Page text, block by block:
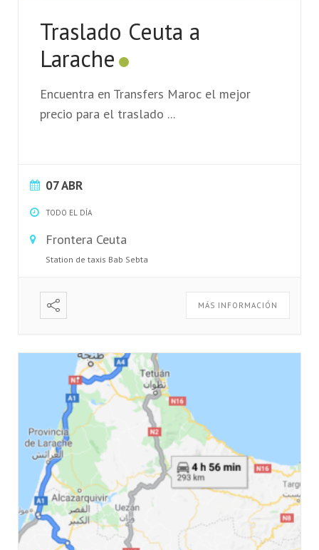
Traslado Ceuta a
Larache
Encuentra en Transfers Maroc el mejor
precio para el traslado ...
07 ABR
TODO EL DÍA
Frontera Ceuta
Station de taxis Bab Sebta
MÁS INFORMACIÓN